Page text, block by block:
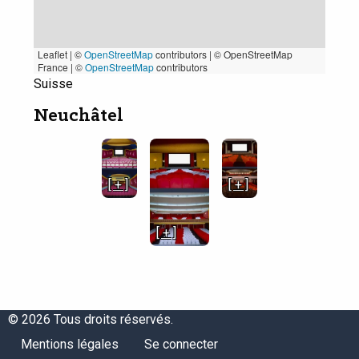
Leaflet | ©OpenStreetMapcontributors | © OpenStreetMap
France | ©OpenStreetMapcontributors
Suisse
Neuchâtel
[ + ]
[ + ]
[ + ]
© 2026 Tous droits réservés.
Menu
Mentions légales
Menu
Se connecter